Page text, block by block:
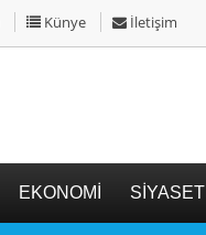
Künye İletişim
EKONOMİ SİYASET